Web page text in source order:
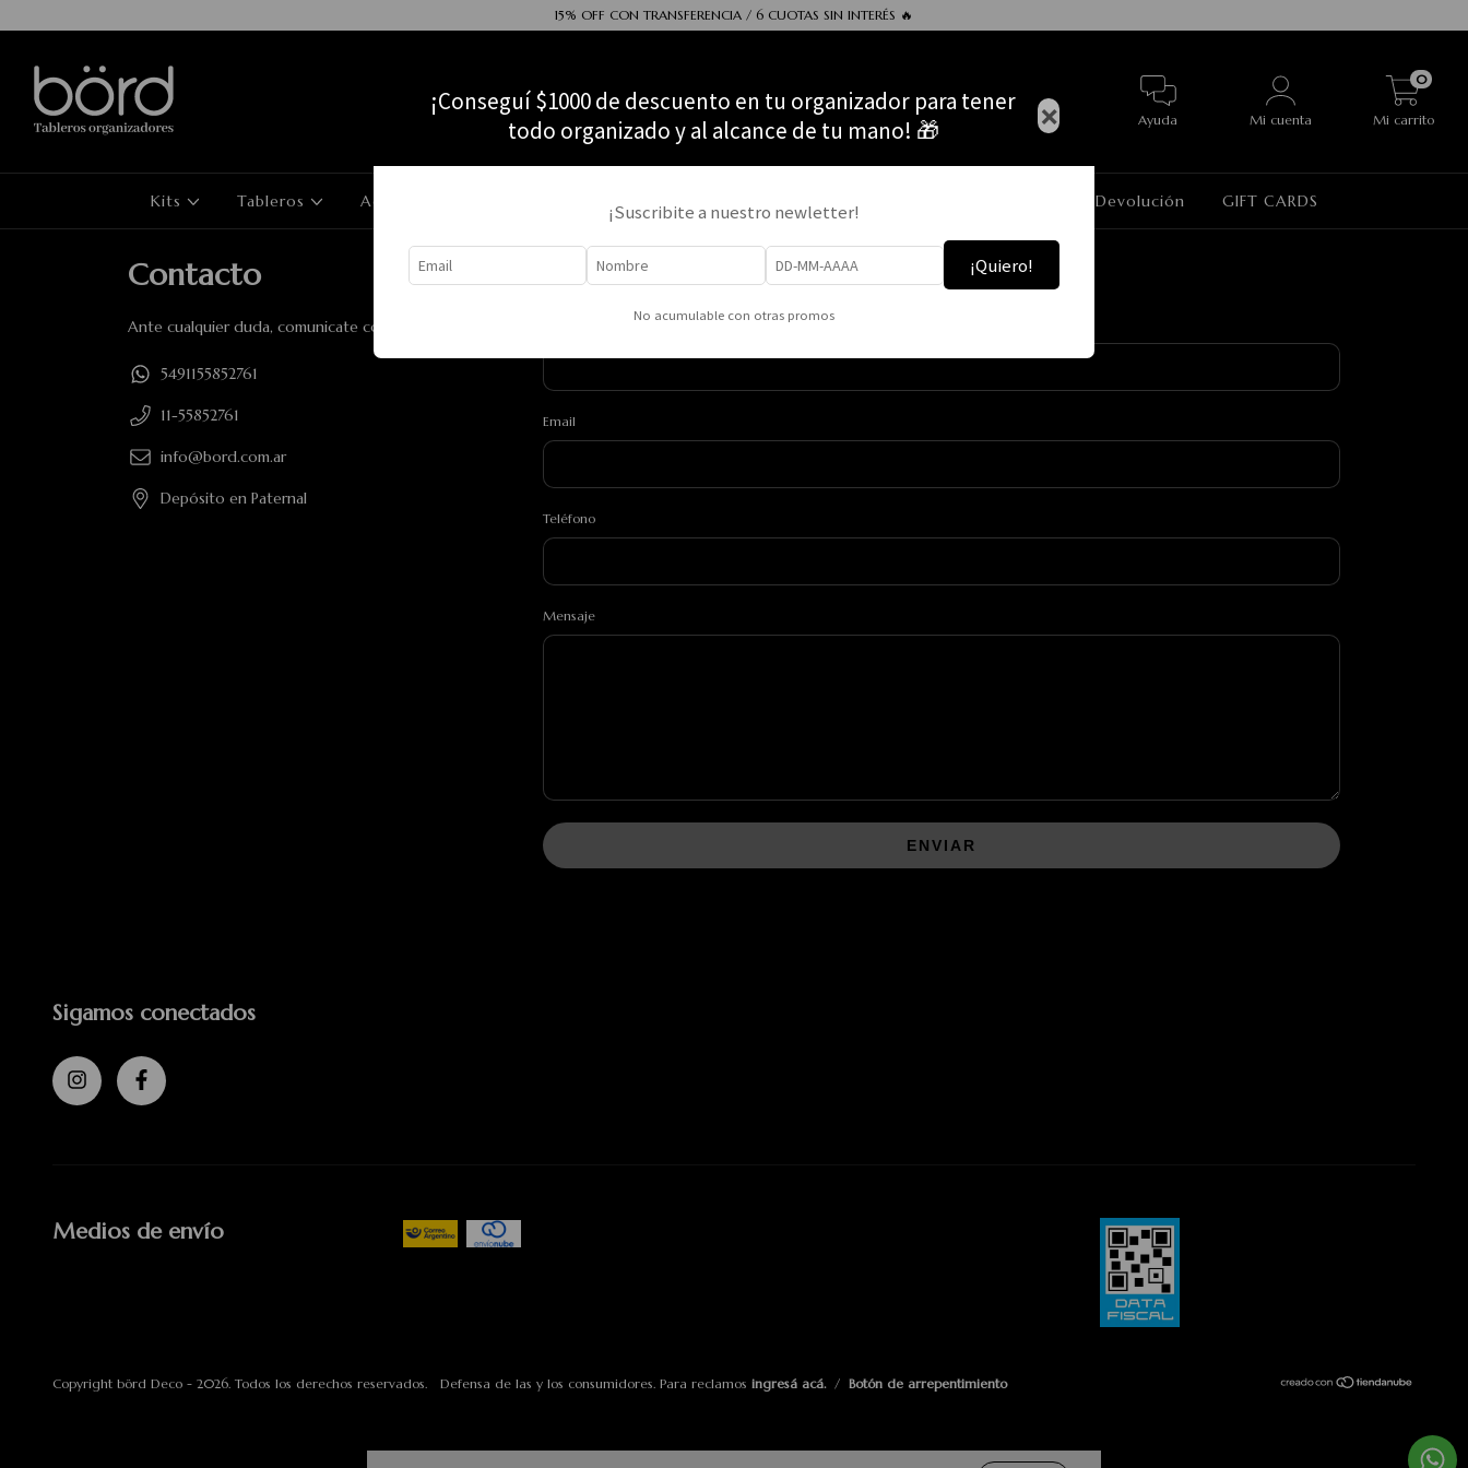
15% OFF CON TRANSFERENCIA / 6 CUOTAS SIN INTERÉS 🔥
Ayuda Mi cuenta Mi carrito
0
Kits Tableros Accesorios Política de Devolución GIFT CARDS
Contacto
Ante cualquier duda, comunicate con nosotros.
5491155852761
11-55852761
info@bord.com.ar
Depósito en Paternal
Email
Teléfono
Mensaje
ENVIAR
Sigamos conectados
Medios de envío
Copyright börd Deco - 2026. Todos los derechos reservados. Defensa de las y los consumidores. Para reclamos ingresá acá. / Botón de arrepentimiento
¡Conseguí $1000 de descuento en tu organizador para tener
todo organizado y al alcance de tu mano! 🎁
×
¡Suscribite a nuestro newletter!
¡Quiero!
No acumulable con otras promos